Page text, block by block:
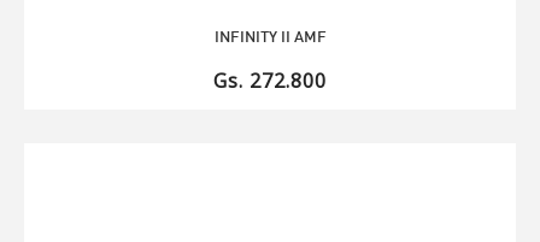
INFINITY II AMF
Gs. 272.800